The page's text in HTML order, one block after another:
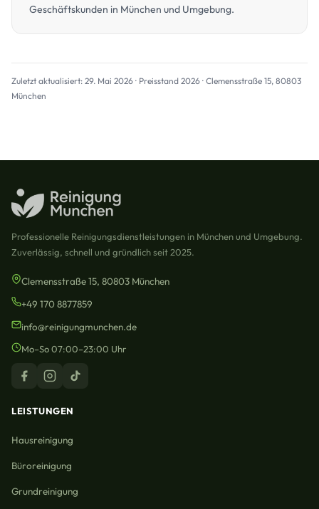
Geschäftskunden in München und Umgebung.
Zuletzt aktualisiert: 29. Mai 2026 · Preisstand 2026 · Clemensstraße 15, 80803
München
Professionelle Reinigungsdienstleistungen in München und Umgebung.
Zuverlässig, schnell und gründlich seit 2025.
Clemensstraße 15, 80803 München
+49 170 8877859
info@reinigungmunchen.de
Mo–So 07:00–23:00 Uhr
LEISTUNGEN
Hausreinigung
Büroreinigung
Grundreinigung